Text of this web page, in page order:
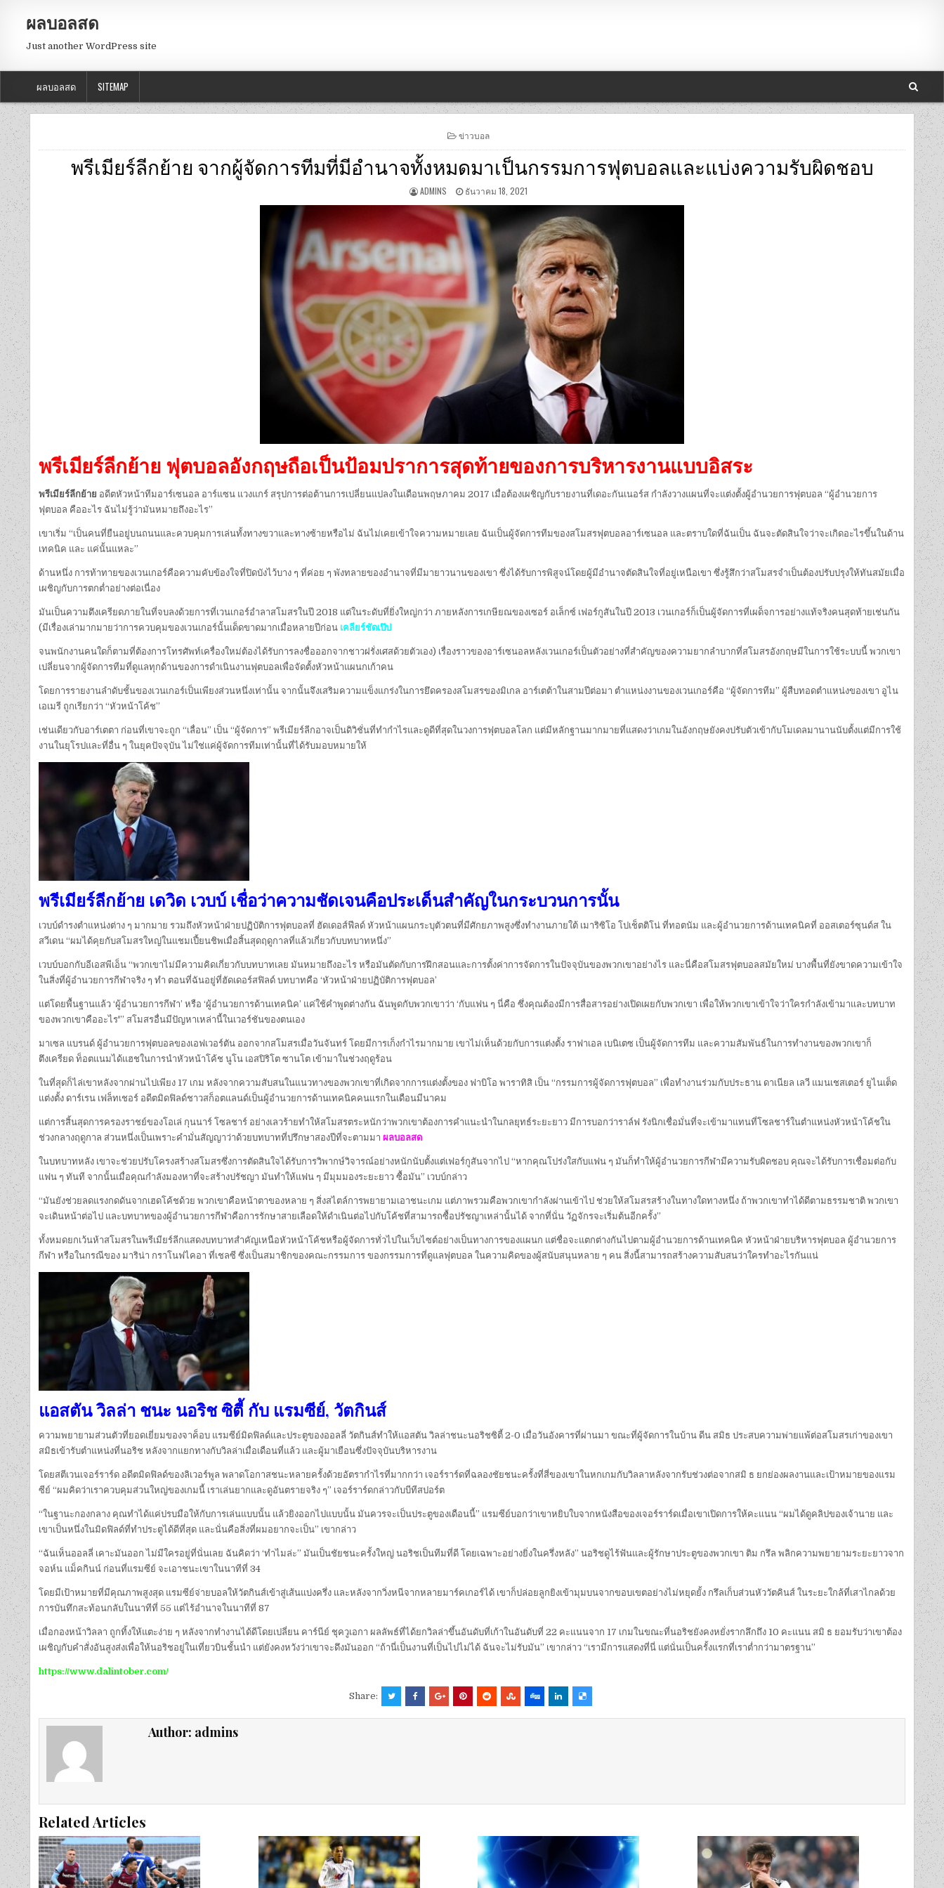
ผลบอลสด
Just another WordPress site
ผลบอลสด SITEMAP
POSTED
ข่าวบอล
พรีเมียร์ลีกย้าย จากผู้จัดการทีมที่มีอำนาจทั้งหมดมาเป็นกรรมการฟุตบอลและแบ่งความรับผิดชอบ
ADMINS ธันวาคม 18, 2021
พรีเมียร์ลีกย้าย ฟุตบอลอังกฤษถือเป็นป้อมปราการสุดท้ายของการบริหารงานแบบอิสระ
พรีเมียร์ลีกย้าย อดีตหัวหน้าทีมอาร์เซนอล อาร์แซน แวงแกร์ สรุปการต่อต้านการเปลี่ยนแปลงในเดือนพฤษภาคม 2017 เมื่อต้องเผชิญกับรายงานที่เดอะกันเนอร์ส กำลังวางแผนที่จะแต่งตั้งผู้อำนวยการฟุตบอล “ผู้อำนวยการ
ฟุตบอล คืออะไร ฉันไม่รู้ว่ามันหมายถึงอะไร”
เขาเริ่ม “เป็นคนที่ยืนอยู่บนถนนและควบคุมการเล่นทั้งทางขวาและทางซ้ายหรือไม่ ฉันไม่เคยเข้าใจความหมายเลย ฉันเป็นผู้จัดการทีมของสโมสรฟุตบอลอาร์เซนอล และตราบใดที่ฉันเป็น ฉันจะตัดสินใจว่าจะเกิดอะไรขึ้นในด้าน
เทคนิค และ แค่นั้นแหละ”
ด้านหนึ่ง การท้าทายของเวนเกอร์คือความคับข้องใจที่ปิดบังไว้บาง ๆ ที่ค่อย ๆ พังทลายของอำนาจที่มีมายาวนานของเขา ซึ่งได้รับการพิสูจน์โดยผู้มีอำนาจตัดสินใจที่อยู่เหนือเขา ซึ่งรู้สึกว่าสโมสรจำเป็นต้องปรับปรุงให้ทันสมัยเมื่อ
เผชิญกับการตกต่ำอย่างต่อเนื่อง
มันเป็นความตึงเครียดภายในที่จบลงด้วยการที่เวนเกอร์อำลาสโมสรในปี 2018 แต่ในระดับที่ยิ่งใหญ่กว่า ภายหลังการเกษียณของเซอร์ อเล็กซ์ เฟอร์กูสันในปี 2013 เวนเกอร์ก็เป็นผู้จัดการที่เผด็จการอย่างแท้จริงคนสุดท้ายเช่นกัน
(มีเรื่องเล่ามากมายว่าการควบคุมของเวนเกอร์นั้นเด็ดขาดมากเมื่อหลายปีก่อน เคลียร์ชัดเป๊ป
จนพนักงานคนใดก็ตามที่ต้องการโทรศัพท์เครื่องใหม่ต้องได้รับการลงชื่อออกจากชาวฝรั่งเศสด้วยตัวเอง) เรื่องราวของอาร์เซนอลหลังเวนเกอร์เป็นตัวอย่างที่สำคัญของความยากลำบากที่สโมสรอังกฤษมีในการใช้ระบบนี้ พวกเขา
เปลี่ยนจากผู้จัดการทีมที่ดูแลทุกด้านของการดำเนินงานฟุตบอลเพื่อจัดตั้งหัวหน้าแผนกเก้าคน
โดยการรายงานลำดับชั้นของเวนเกอร์เป็นเพียงส่วนหนึ่งเท่านั้น จากนั้นจึงเสริมความแข็งแกร่งในการยึดครองสโมสรของมิเกล อาร์เตต้าในสามปีต่อมา ตำแหน่งงานของเวนเกอร์คือ “ผู้จัดการทีม” ผู้สืบทอดตำแหน่งของเขา อูไน
เอเมรี ถูกเรียกว่า “หัวหน้าโค้ช”
เช่นเดียวกับอาร์เตตา ก่อนที่เขาจะถูก “เลื่อน” เป็น “ผู้จัดการ” พรีเมียร์ลีกอาจเป็นดิวิชั่นที่ทำกำไรและดูดีที่สุดในวงการฟุตบอลโลก แต่มีหลักฐานมากมายที่แสดงว่าเกมในอังกฤษยังคงปรับตัวเข้ากับโมเดลมานานนับตั้งแต่มีการใช้
งานในยุโรปและที่อื่น ๆ ในยุคปัจจุบัน ไม่ใช่แค่ผู้จัดการทีมเท่านั้นที่ได้รับมอบหมายให้
พรีเมียร์ลีกย้าย เดวิด เวบบ์ เชื่อว่าความชัดเจนคือประเด็นสำคัญในกระบวนการนั้น
เวบบ์ดำรงตำแหน่งต่าง ๆ มากมาย รวมถึงหัวหน้าฝ่ายปฏิบัติการฟุตบอลที่ ฮัดเดอส์ฟีลด์ หัวหน้าแผนกระบุตัวตนที่มีศักยภาพสูงซึ่งทำงานภายใต้ เมาริซิโอ โปเช็ตติโน่ ที่ทอตนัม และผู้อำนวยการด้านเทคนิคที่ ออสเตอร์ซุนด์ส ใน
สวีเดน “ผมได้คุยกับสโมสรใหญ่ในแชมเปี้ยนชิพเมื่อสิ้นสุดฤดูกาลที่แล้วเกี่ยวกับบทบาทหนึ่ง”
เวบบ์บอกกับอีเอสพีเอ็น “พวกเขาไม่มีความคิดเกี่ยวกับบทบาทเลย มันหมายถึงอะไร หรือมันตัดกับการฝึกสอนและการตั้งค่าการจัดการในปัจจุบันของพวกเขาอย่างไร และนี่คือสโมสรฟุตบอลสมัยใหม่ บางพื้นที่ยังขาดความเข้าใจ
ในสิ่งที่ผู้อำนวยการกีฬาจริง ๆ ทำ ตอนที่ฉันอยู่ที่ฮัดเดอร์สฟิลด์ บทบาทคือ ‘หัวหน้าฝ่ายปฏิบัติการฟุตบอล’
แต่โดยพื้นฐานแล้ว ‘ผู้อำนวยการกีฬา’ หรือ ‘ผู้อำนวยการด้านเทคนิค’ แค่ใช้คำพูดต่างกัน ฉันพูดกับพวกเขาว่า ‘กับแฟน ๆ นี่คือ ซึ่งคุณต้องมีการสื่อสารอย่างเปิดเผยกับพวกเขา เพื่อให้พวกเขาเข้าใจว่าใครกำลังเข้ามาและบทบาท
ของพวกเขาคืออะไร'” สโมสรอื่นมีปัญหาเหล่านี้ในเวอร์ชันของตนเอง
มาเซล แบรนด์ ผู้อำนวยการฟุตบอลของเอฟเวอร์ตัน ออกจากสโมสรเมื่อวันจันทร์ โดยมีการเก็งกำไรมากมาย เขาไม่เห็นด้วยกับการแต่งตั้ง ราฟาเอล เบนิเตซ เป็นผู้จัดการทีม และความสัมพันธ์ในการทำงานของพวกเขาก็
ตึงเครียด ท็อตแนมได้แฮชในการนำหัวหน้าโค้ช นูโน เอสปิริโต ซานโต เข้ามาในช่วงฤดูร้อน
ในที่สุดก็ไล่เขาหลังจากผ่านไปเพียง 17 เกม หลังจากความสับสนในแนวทางของพวกเขาที่เกิดจากการแต่งตั้งของ ฟาบิโอ พาราทิสิ เป็น “กรรมการผู้จัดการฟุตบอล” เพื่อทำงานร่วมกับประธาน ดาเนียล เลวี แมนเชสเตอร์ ยูไนเต็ด
แต่งตั้ง ดาร์เรน เฟล็ทเชอร์ อดีตมิดฟิลด์ชาวสก็อตแลนด์เป็นผู้อำนวยการด้านเทคนิคคนแรกในเดือนมีนาคม
แต่การสิ้นสุดการครองราชย์ของโอเล่ กุนนาร์ โซลชาร์ อย่างเลวร้ายทำให้สโมสรตระหนักว่าพวกเขาต้องการคำแนะนำในกลยุทธ์ระยะยาว มีการบอกว่าราล์ฟ รังนิกเชื่อมั่นที่จะเข้ามาแทนที่โซลชาร์ในตำแหน่งหัวหน้าโค้ชใน
ช่วงกลางฤดูกาล ส่วนหนึ่งเป็นเพราะคำมั่นสัญญาว่าด้วยบทบาทที่ปรึกษาสองปีที่จะตามมา ผลบอลสด
ในบทบาทหลัง เขาจะช่วยปรับโครงสร้างสโมสรซึ่งการตัดสินใจได้รับการวิพากษ์วิจารณ์อย่างหนักนับตั้งแต่เฟอร์กูสันจากไป “หากคุณโปร่งใสกับแฟน ๆ มันก็ทำให้ผู้อำนวยการกีฬามีความรับผิดชอบ คุณจะได้รับการเชื่อมต่อกับ
แฟน ๆ ทันที จากนั้นเมื่อคุณกำลังมองหาที่จะสร้างปรัชญา มันทำให้แฟน ๆ มีมุมมองระยะยาว ซื้อมัน” เวบบ์กล่าว
“มันยังช่วยลดแรงกดดันจากเฮดโค้ชด้วย พวกเขาคือหน้าตาของหลาย ๆ สิ่งสไตล์การพยายามเอาชนะเกม แต่ภาพรวมคือพวกเขากำลังผ่านเข้าไป ช่วยให้สโมสรสร้างในทางใดทางหนึ่ง ถ้าพวกเขาทำได้ดีตามธรรมชาติ พวกเขา
จะเดินหน้าต่อไป และบทบาทของผู้อำนวยการกีฬาคือการรักษาสายเลือดให้ดำเนินต่อไปกับโค้ชที่สามารถซื้อปรัชญาเหล่านั้นได้ จากที่นั่น วัฏจักรจะเริ่มต้นอีกครั้ง”
ทั้งหมดยกเว้นห้าสโมสรในพรีเมียร์ลีกแสดงบทบาทสำคัญเหนือหัวหน้าโค้ชหรือผู้จัดการทั่วไปในเว็บไซต์อย่างเป็นทางการของแผนก แต่ชื่อจะแตกต่างกันไปตามผู้อำนวยการด้านเทคนิค หัวหน้าฝ่ายบริหารฟุตบอล ผู้อำนวยการ
กีฬา หรือในกรณีของ มาริน่า กราโนฟไคอา ที่เชลซี ซึ่งเป็นสมาชิกของคณะกรรมการ ของกรรมการที่ดูแลฟุตบอล ในความคิดของผู้สนับสนุนหลาย ๆ คน สิ่งนี้สามารถสร้างความสับสนว่าใครทำอะไรกันแน่
แอสตัน วิลล่า ชนะ นอริช ซิตี้ กับ แรมซีย์, วัตกินส์
ความพยายามส่วนตัวที่ยอดเยี่ยมของจาค็อบ แรมซีย์มิดฟิลด์และประตูของออลลี่ วัตกินส์ทำให้แอสตัน วิลล่าชนะนอริชซิตี้ 2-0 เมื่อวันอังคารที่ผ่านมา ขณะที่ผู้จัดการในบ้าน ดีน สมิธ ประสบความพ่ายแพ้ต่อสโมสรเก่าของเขา
สมิธเข้ารับตำแหน่งที่นอริช หลังจากแยกทางกับวิลล่าเมื่อเดือนที่แล้ว และผู้มาเยือนซึ่งปัจจุบันบริหารงาน
โดยสตีเวนเจอร์ราร์ด อดีตมิดฟิลด์ของลิเวอร์พูล พลาดโอกาสชนะหลายครั้งด้วยอัตรากำไรที่มากกว่า เจอร์ราร์ดที่ฉลองชัยชนะครั้งที่สี่ของเขาในหกเกมกับวิลลาหลังจากรับช่วงต่อจากสมิ ธ ยกย่องผลงานและเป้าหมายของแรม
ซีย์ “ผมคิดว่าเราควบคุมส่วนใหญ่ของเกมนี้ เราเล่นยากและดูอันตรายจริง ๆ” เจอร์ราร์ดกล่าวกับบีทีสปอร์ต
“ในฐานะกองกลาง คุณทำได้แค่ปรบมือให้กับการเล่นแบบนั้น แล้วยิงออกไปแบบนั้น มันควรจะเป็นประตูของเดือนนี้” แรมซีย์บอกว่าเขาหยิบใบจากหนังสือของเจอร์ราร์ดเมื่อเขาเปิดการให้คะแนน “ผมได้ดูคลิปของเจ้านาย และ
เขาเป็นหนึ่งในมิดฟิลด์ที่ทำประตูได้ดีที่สุด และนั่นคือสิ่งที่ผมอยากจะเป็น” เขากล่าว
“ฉันเห็นออลลี่ เคาะมันออก ไม่มีใครอยู่ที่นั่นเลย ฉันคิดว่า ‘ทำไมล่ะ” มันเป็นชัยชนะครั้งใหญ่ นอริชเป็นทีมที่ดี โดยเฉพาะอย่างยิ่งในครึ่งหลัง” นอริชดูไร้ฟันและผู้รักษาประตูของพวกเขา ติม กรึล พลิกความพยายามระยะยาวจาก
จอห์น แม็คกินน์ ก่อนที่แรมซีย์ จะเอาชนะเขาในนาทีที่ 34
โดยมีเป้าหมายที่มีคุณภาพสูงสุด แรมซีย์จ่ายบอลให้วัตกินส์เข้าสู่เส้นแบ่งครึ่ง และหลังจากวิ่งหนีจากหลายมาร์คเกอร์ได้ เขาก็ปล่อยลูกยิงเข้ามุมบนจากขอบเขตอย่างไม่หยุดยั้ง กรึลเก็บส่วนหัววัตคินส์ ในระยะใกล้ที่เสาไกลด้วย
การบันทึกสะท้อนกลับในนาทีที่ 55 แต่ไร้อำนาจในนาทีที่ 87
เมื่อกองหน้าวิลลา ถูกทิ้งให้แตะง่าย ๆ หลังจากทำงานได้ดีโดยเปลี่ยน คาร์นีย์ ชุควูเอกา ผลลัพธ์ที่ได้ยกวิลล่าขึ้นอันดับที่เก้าในอันดับที่ 22 คะแนนจาก 17 เกมในขณะที่นอริชยังคงหยั่งรากลึกถึง 10 คะแนน สมิ ธ ยอมรับว่าเขาต้อง
เผชิญกับคำสั่งอันสูงส่งเพื่อให้นอริชอยู่ในเที่ยวบินชั้นนำ แต่ยังคงหวังว่าเขาจะดึงมันออก “ถ้านี่เป็นงานที่เป็นไปไม่ได้ ฉันจะไม่รับมัน” เขากล่าว “เรามีการแสดงที่นี่ แต่นั่นเป็นครั้งแรกที่เราต่ำกว่ามาตรฐาน”
https://www.dalintober.com/
Share:
Author: admins
Related Articles